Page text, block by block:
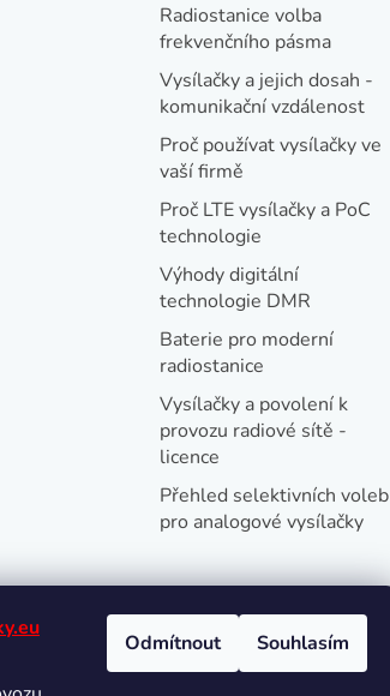
Odmítnout Souhlasím
Radiostanice volba
frekvenčního pásma
Vysílačky a jejich dosah -
komunikační vzdálenost
Proč používat vysílačky ve
vaší firmě
Proč LTE vysílačky a PoC
technologie
Výhody digitální
technologie DMR
Baterie pro moderní
radiostanice
Vysílačky a povolení k
provozu radiové sítě -
licence
Přehled selektivních voleb
pro analogové vysílačky
Oblíbené způsoby platby: